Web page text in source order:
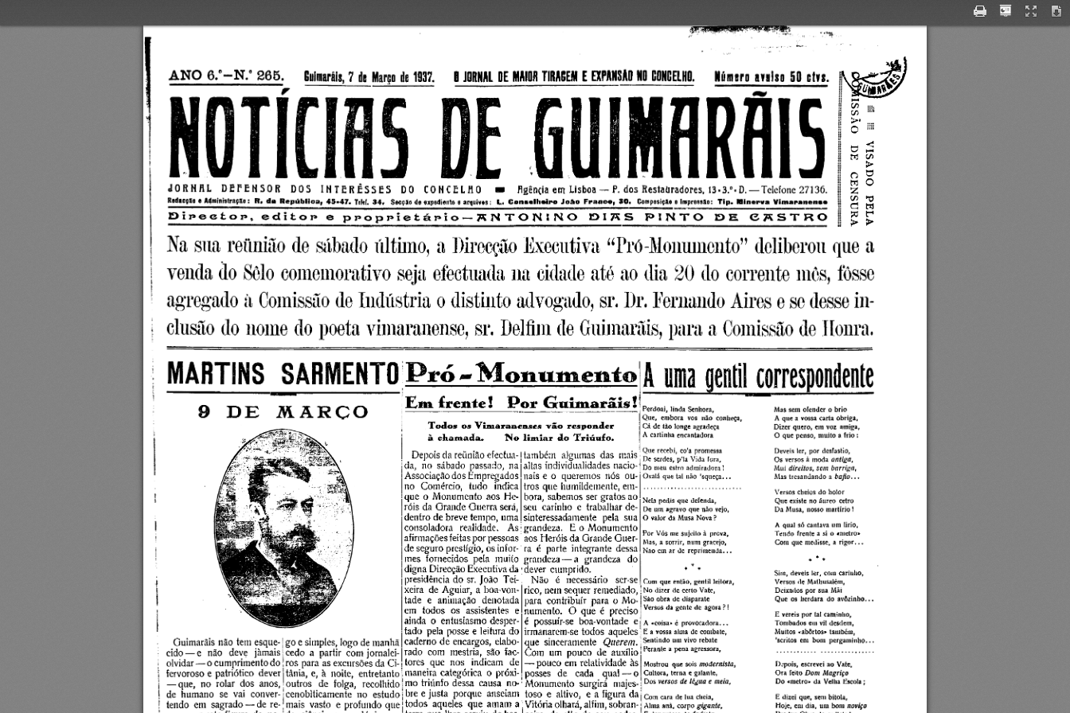
A N O 6 . ° - N . °   2 6 5 .     Guimarãis,  7  de  Março  de  1937.    0 JORNAL  OE  MAIOR TIRAGEM  E  EXPANSAO  NO  CONCELHO.     Número  avulso  50  et»s.
N
0 TICIH
5
JORNAL  DEFENSOR  DOS  INTERESSES  DO  CONCELHO GUIMARHI
5
figênçia  em  Lisboa — P.  dos  Resíaiiradores,  13 *3.°* D. — Telefone 27136.
Redacção e Administração:  R.  da  República,  45-47. Telef. 34. Secção de expediente e arquivos:  L.  Conselheiro João  Franco,  30. Composição e Impressão: Tip.  Minerva  Vimaranente
Pipeetop, editor» e ppoppietápio-^NTONlNO  E> I 7* S  PINTO  IDE  CASTRO
Na sua reunião de  sábado último,  a Direcção Executiva  “Pró-Monumento”  deliberou que a
venda do Selo comemorativo seja efectuada
11a cidade até ao dia  20  do  corrente més,  fosse
agregado à Comissão de Indústria 0
distinto advogado, sr. l)r. Fernando Aires e se desse in­
clusão do nome  do poeta vimaranense, sr. Delfim de Guimarãis, para a Comissão de Honra.
MARTINS  SARMENTO Pró-Monumento
D E M A R C O
Em frente!  Por Guimarãis!
A  m a  gentil  correspondente
Todos  os Vxmaxrax&enses  vão  responder
a  chamada,     N o  lim ia r  do  T riu n fo .
Guimarãis não tem esque­
cido— e  não  deve  jamais
olvidar — o cumprimento do
go e simples, logo de manhã
cedo  a  partir  com jornalei­
ros para as excursões da Ci-
fervoroso e patriótico  dever  tânia,  e,  à  noite,  entretanto
— que,  no  rolar  dos  anos,  outros  de  folga,
de  humano  se  vai  conver- j cenobiticamente  no
tendo  em  sagrado — de  re- j
mais  vasto  e  profundo  que
Depois da reunião efectua­
da,  no  sábado  passado,  na
Associação dos Empregados
no  Comércio,  tudo  indica
que  o  Monumento  aos  He­
róis da Grande Guerra será,
dentro de breve tempo, uma
consoladora  realidade.  As
afirmações feitas por pessoas
de seguro prestígio, os infor­
mes  fornecidos  pela  muito
digna Direcção Executiva da
presidência do sr. João  Tei­
xeira  de Aguiar,  a boa-von­
tade  e  animação  denotada
em  todos  os  assistentes  e
ainda  o  entusiasmo desper­
tado  pela posse e leitura do
caderno de encargos,  elabo­
rado  com  mestria,  são  fac-
tores  que  nos  indicam  de
maneira categórica  o  próxi-
recolhido! mo triíinfo dessa  causa  no-
estudo  bre e justa  porque  anseiam
todos  aqueles  que  amam a
Perdoai,  linda  Senhora,
Q ue,  em bora  vos  não  conheça,
Cá  de  tão  longe  agradeça
A  cartinha  encantadora
Que  recebi,  co'a  prom essa
De  serdes,  p ’la  Vida  fora,
Do  meu  estro  adm iradora !
Oxalá  que  tal  não  'sq u e ç a ...
também  algumas  das  mais
altas individualidades nacio­
nais e 0
  queremos  nós  ou­
tros que  humildemente, em­
bora,  sabemos ser gratos ao
seu  carinho  e  trabalhar de­
sinteressadamente  pela  sua
grandeza.  E o  Monumento
aos Heróis da Grande Guer­
ra  é  parte  integrante  dessa
grandeza — a  grandeza  do
dever  cumprido.
Não  é  necessário  ser-se
rico, nem sequer remediado,
para  contribuir  para  o Mo­
numento.  O  que  é  preciso
é  possuír-se  boa-vontade  e
irmanarem-se todos  aqueles
que  sinceramente Querem. Sentindo  um  vivo  rebate
Com  um  pouco  de  auxílio  '  ""*** .............
— pouco em relatividade às
posses  de  cada  qual —
0
Monumento  surgirá  majes­
toso  e  altivo,  e a figura da
Vitória olhará, alfim, sobran­
Nela  pedis  que  defenda,
De  um   agravo  que  não  vejo,
O  valor  da  Musa  Nova ?
Por  Vós  me  sujeito  à  prcva,
Mas,  a  sorrir,  num  gracejo,
Não  em  ar  de  rep ritn en d a...
Com  que  então,  gentil  leitora,
N o dizer  de  certo  Vate,
São  obra  de  disparate
Versos  da  gente  de  agora ?!
A  «coisa*  é  pro v o cad o ra...
E a  vossa  alma  de  combate,
Perante  a  pena  agressora,
M ostrou  que  sois modernista,
Cultora,  terna  e  galante,
Dos versos de légua e meia,
Com  cara  de  lua  cheia,
Alma  anã,  corpo gigante,
Mas  sem  ofender  o  brio
A  que a  vossa  carta  obriga,
D izer  quero,  em  voz  amiga,
O   que  penso,  m uito  a  frio :
Deveis  ler,  por  desfastio,
O s  versos  à  moda antiga,
Mui direitos, sem barriga,
Mas  tresandando  a bafio...
Versos  cheios  do  bolor
Q ue  existe  no áureo  cetro
Da  M usa,  nosso m artírio !
A  qual  só  cantava  um  lírio,
T endo  frente  a  si  o  «metro*
Com  que  medisse,  a  rig o r..
Sim,  deveis  ler,  coin  cariuho,
Versos  de  M athusalém,
Deixados  por  sua  Mãi
Q ue  os  herdara  do  av ôzinho...
E  vereis  por  tal  cam inho,
Tom bados  em  vil  desdem ,
M uitos  «abortos*  tam bém ,
'scritos  em  bom   p erg am in h o ...
D epois,  escrevei  ao  Vate,
O ra  feito Dom Magriço
Do  «metro»  da  Velha  Escola ;
E  dizei  que,  sem bitola,
Hoje,  em  dia,  um  bom noviço